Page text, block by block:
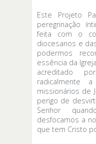
Este Projeto
peregrinação
feita com o
diocesanos e
podermos
essência da
acreditado
radicalmente
missionários de
perigo de
Senhor
desfocamos a
que tem Cristo